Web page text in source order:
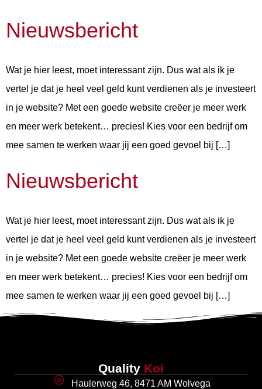
Nieuwsbericht
Wat je hier leest, moet interessant zijn. Dus wat als ik je
vertel je dat je heel veel geld kunt verdienen als je investeert
in je website? Met een goede website creëer je meer werk
en meer werk betekent… precies! Kies voor een bedrijf om
mee samen te werken waar jij een goed gevoel bij […]
Nieuwsbericht
Wat je hier leest, moet interessant zijn. Dus wat als ik je
vertel je dat je heel veel geld kunt verdienen als je investeert
in je website? Met een goede website creëer je meer werk
en meer werk betekent… precies! Kies voor een bedrijf om
mee samen te werken waar jij een goed gevoel bij […]
Quality Koi
Haulerweg 46, 8471 AM Wolvega